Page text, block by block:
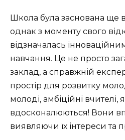
Школа була заснована ще
однак з моменту свого
відзначалась
навчання. Це не просто
заклад, а справжній
простір для розвитку
молоді, амбіційні вчителі,
вдосконалюються! Вони
виявляючи їх інтереси та